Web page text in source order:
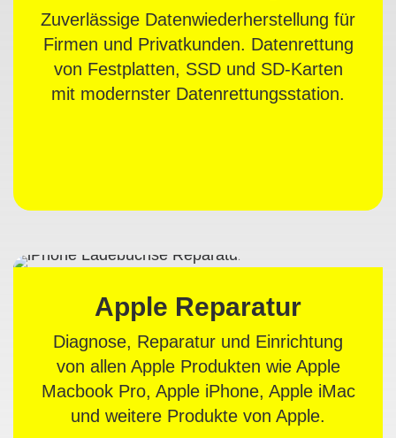
Zuverlässige Datenwiederherstellung für
Firmen und Privatkunden. Datenrettung
von Festplatten, SSD und SD-Karten
mit modernster Datenrettungsstation.
Apple Reparatur
Diagnose, Reparatur und Einrichtung
von allen Apple Produkten wie Apple
Macbook Pro, Apple iPhone, Apple iMac
und weitere Produkte von Apple.